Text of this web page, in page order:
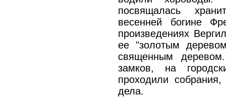
посвящалась
весенней богине
произведениях
ее "золотым
священным
замков, на
проходили
дела.